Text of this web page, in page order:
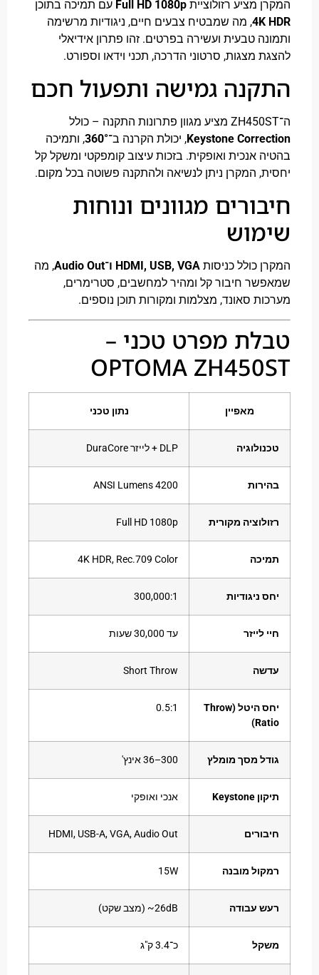
מציע רזולוצייתFull HD 1080pעם תמיכה בתוכן
, מה שמבטיח צבעים חיים, ניגודיות מרשימה
טבעית ועשירה בפרטים. זהו פתרון אידיאלי
מצגות, סרטוני הדרכה, תכני וידאו וספורט.
גמישה ותפעול חכם
Keystone, יכולת הקרנה ב־360°, ותמיכה
אנכית ואופקית. בזכות עיצוב קומפקטי ומשקל קל
המקרן ניתן לנשיאה ולהתקנה פשוטה בכל מקום.
מגוונים ונוחות
כולל כניסותHDMI, USB, VGA ו־Audio Out
, מה
חיבור קל ומהיר למחשבים, סטרימרים,
סאונד, מצלמות ומקורות תוכן נוספים.
מפרט טכני –
OPTOMA
מקורית Full HD 1080p
4K HDR, Rec.709 Color
‎300,000:1‎
Short Throw
יחס היטל (Throw
‎0.5:1‎
מסך מומלץ ‎36–300 אינץ'‎
אנכי ואופקי
HDMI, USB-A, VGA, Audio Out
מובנה ‎15W‎
‎~26dB‎ (מצב שקט)